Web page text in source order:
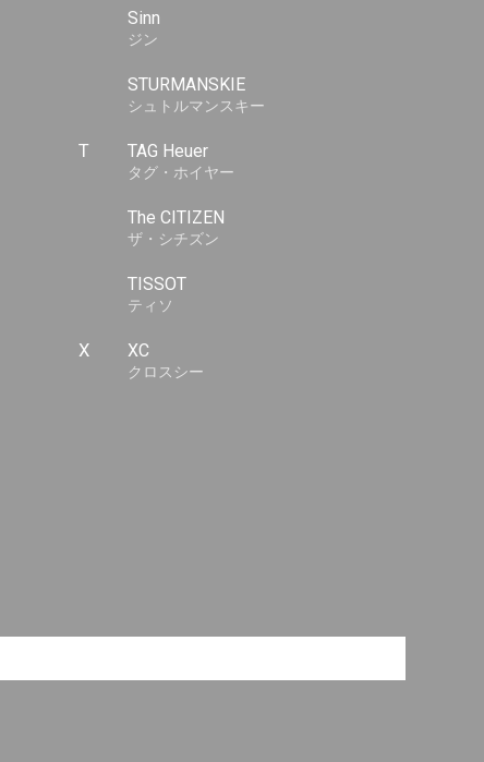
Sinn
ジン
STURMANSKIE
シュトルマンスキー
T TAG Heuer
タグ・ホイヤー
The CITIZEN
ザ・シチズン
TISSOT
ティソ
X XC
クロスシー